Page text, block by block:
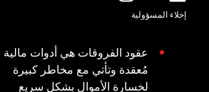
إخلاء المسؤولية
عقود الفروقات هي أدوات مالية
مُعقدة وتأتي مع مخاطر كبيرة
لخسارة الأموال بشكل سريع